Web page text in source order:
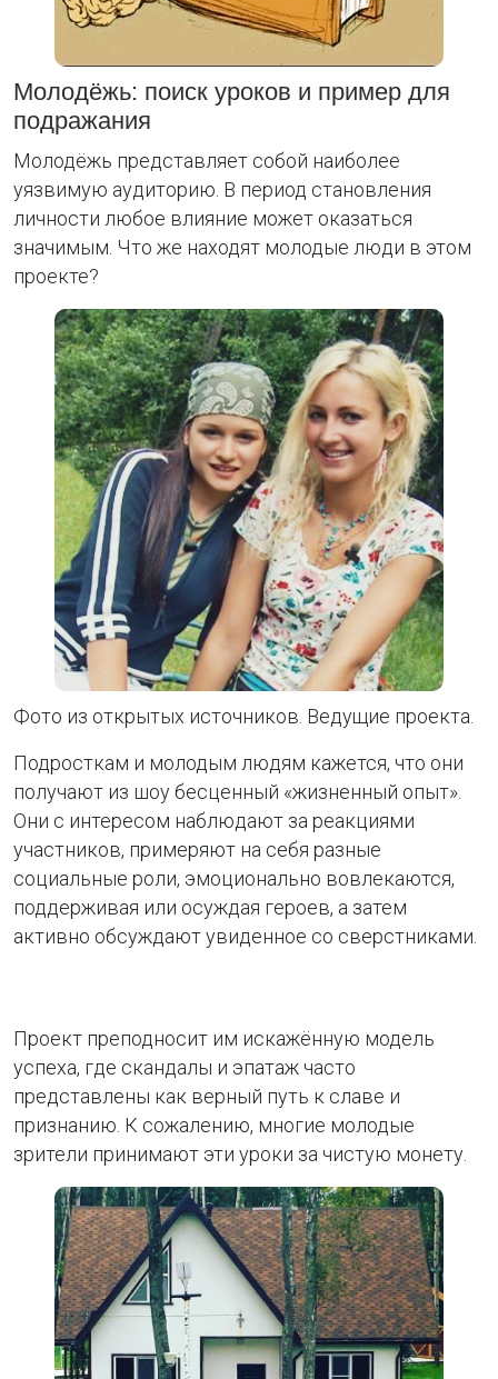
Молодёжь: поиск уроков и пример для
подражания
Молодёжь представляет собой наиболее
уязвимую аудиторию. В период становления
личности любое влияние может оказаться
значимым. Что же находят молодые люди в этом
проекте?
Фото из открытых источников. Ведущие проекта.
Подросткам и молодым людям кажется, что они
получают из шоу бесценный «жизненный опыт».
Они с интересом наблюдают за реакциями
участников, примеряют на себя разные
социальные роли, эмоционально вовлекаются,
поддерживая или осуждая героев, а затем
активно обсуждают увиденное со сверстниками.
Проект преподносит им искажённую модель
успеха, где скандалы и эпатаж часто
представлены как верный путь к славе и
признанию. К сожалению, многие молодые
зрители принимают эти уроки за чистую монету.